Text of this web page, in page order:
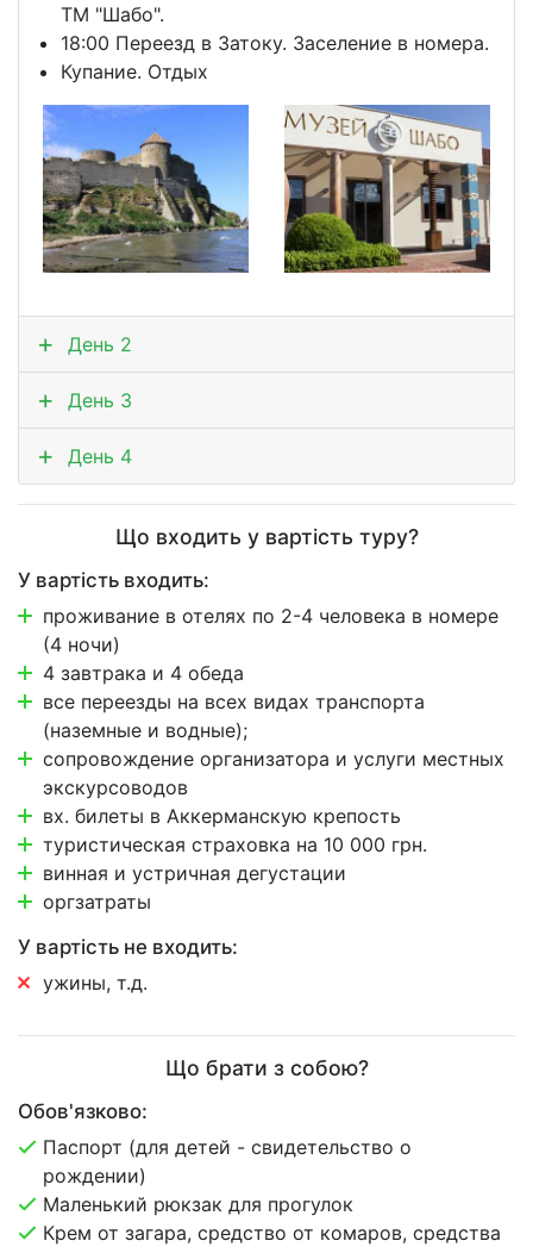
ТМ "Шабо".
18:00 Переезд в Затоку. Заселение в номера.
Купание. Отдых
День 2
День 3
День 4
Що входить у вартість туру?
У вартість входить:
проживание в отелях по 2-4 человека в номере
(4 ночи)
4 завтрака и 4 обеда
все переезды на всех видах транспорта
(наземные и водные);
сопровождение организатора и услуги местных
экскурсоводов
вх. билеты в Аккерманскую крепость
туристическая страховка на 10 000 грн.
винная и устричная дегустации
оргзатраты
У вартість не входить:
ужины, т.д.
Що брати з собою?
Обов'язково:
Паспорт (для детей - свидетельство о
рождении)
Маленький рюкзак для прогулок
Крем от загара, средство от комаров, средства